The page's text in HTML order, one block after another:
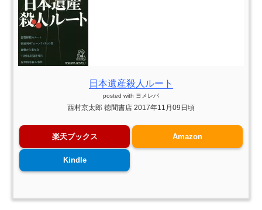
日本遺産殺人ルート
posted with ヨメレバ
西村京太郎 徳間書店 2017年11月09日頃
楽天ブックス Amazon
Kindle